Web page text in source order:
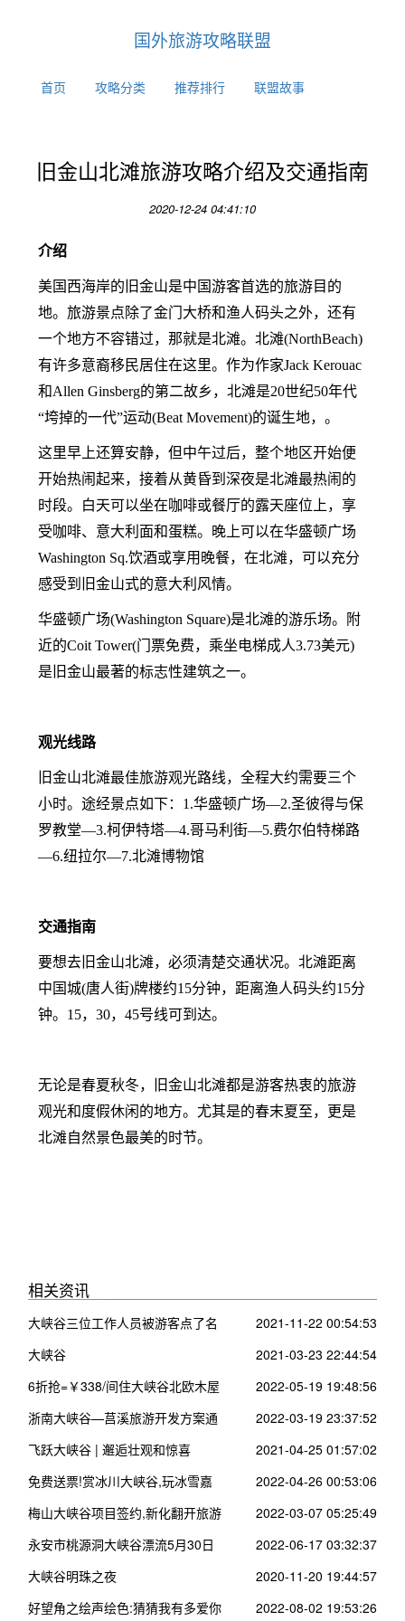
国外旅游攻略联盟
首页 攻略分类 推荐排行 联盟故事
旧金山北滩旅游攻略介绍及交通指南
2020-12-24 04:41:10
介绍
美国西海岸的旧金山是中国游客首选的旅游目的
地。旅游景点除了金门大桥和渔人码头之外，还有
一个地方不容错过，那就是北滩。 北滩(NorthBeach)
有许多意裔移民居住在这里。作为作家Jack Kerouac
和Allen Ginsberg的第二故乡，北滩是20世纪50年代
“垮掉的一代”运动(Beat Movement)的诞生地，。
这里早上还算安静，但中午过后，整个地区开始便
开始热闹起来，接着从黄昏到深夜是北滩最热闹的
时段。白天可以坐在咖啡或餐厅的露天座位上，享
受咖啡、意大利面和蛋糕。晚上可以在华盛顿广场
Washington Sq.饮酒或享用晚餐，在北滩，可以充分
感受到旧金山式的意大利风情。
华盛顿广场(Washington Square)是北滩的游乐场。附
近的Coit Tower(门票免费，乘坐电梯成人3.73美元)
是旧金山最著的标志性建筑之一。
观光线路
旧金山北滩最佳旅游观光路线，全程大约需要三个
小时。途经景点如下： 1.华盛顿广场—2.圣彼得与保
罗教堂—3.柯伊特塔—4.哥马利街—5.费尔伯特梯路
—6.纽拉尔—7.北滩博物馆
交通指南
要想去旧金山北滩，必须清楚交通状况。北滩距离
中国城(唐人街)牌楼约15分钟，距离渔人码头约15分
钟。15，30，45号线可到达。
无论是春夏秋冬，旧金山北滩都是游客热衷的旅游
观光和度假休闲的地方。尤其是的春末夏至，更是
北滩自然景色最美的时节。
相关资讯
大峡谷三位工作人员被游客点了名
2021-11-22 00:54:53
大峡谷
2021-03-23 22:44:54
6折抢=￥338/间住大峡谷北欧木屋
~看200米瀑布 空中走钢索
2022-05-19 19:48:56
浙南大峡谷—莒溪旅游开发方案通
过评审进入施工设计实施阶段
2022-03-19 23:37:52
飞跃大峡谷 | 邂逅壮观和惊喜
2021-04-25 01:57:02
免费送票!赏冰川大峡谷,玩冰雪嘉
年华~
2022-04-26 00:53:06
梅山大峡谷项目签约,新化翻开旅游
新篇章
2022-03-07 05:25:49
永安市桃源洞大峡谷漂流5月30日
正式启动,明天进入试营业!
2022-06-17 03:32:37
大峡谷明珠之夜
2020-11-20 19:44:57
好望角之绘声绘色:猜猜我有多爱你
2022-08-02 19:53:26